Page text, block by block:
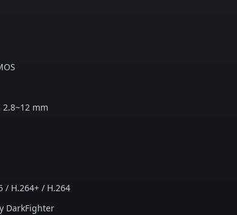
mm
/ H.264+ / H.264
DarkFighter